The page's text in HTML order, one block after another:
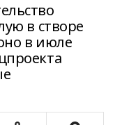
в створе
в июле